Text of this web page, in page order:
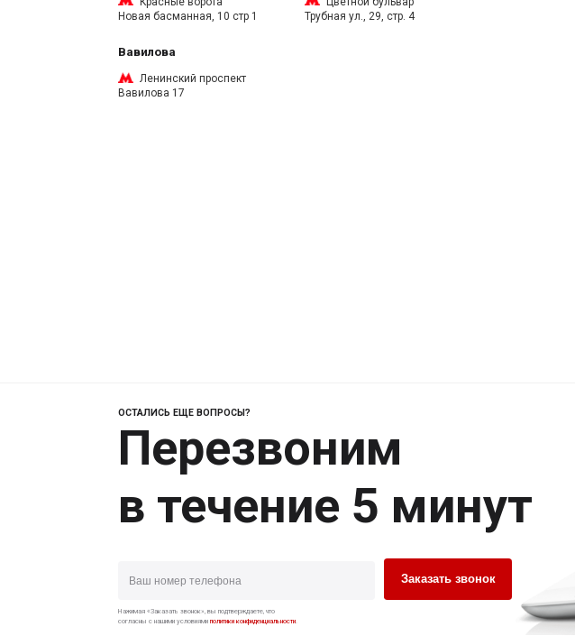
Новая басманная, 10 стр 1
Трубная ул., 29, стр. 4
Вавилова
Ленинский проспект
Вавилова 17
ОСТАЛИСЬ ЕЩЕ ВОПРОСЫ?
Перезвоним
в течение 5 минут
Заказать звонок
Нажимая «Заказать звонок», вы подтверждаете, что
согласны с нашими условиямиполитики конфиденциальности.